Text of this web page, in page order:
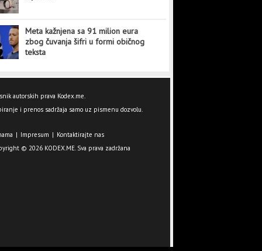
Meta kažnjena sa 91 milion eura
zbog čuvanja šifri u formi običnog
teksta
autorskih prava Kodex.me.
i prenos sadržaja samo uz pismenu dozvolu.
| Impresum | Kontaktirajte nas
© 2026 KODEX.ME. Sva prava zadržana